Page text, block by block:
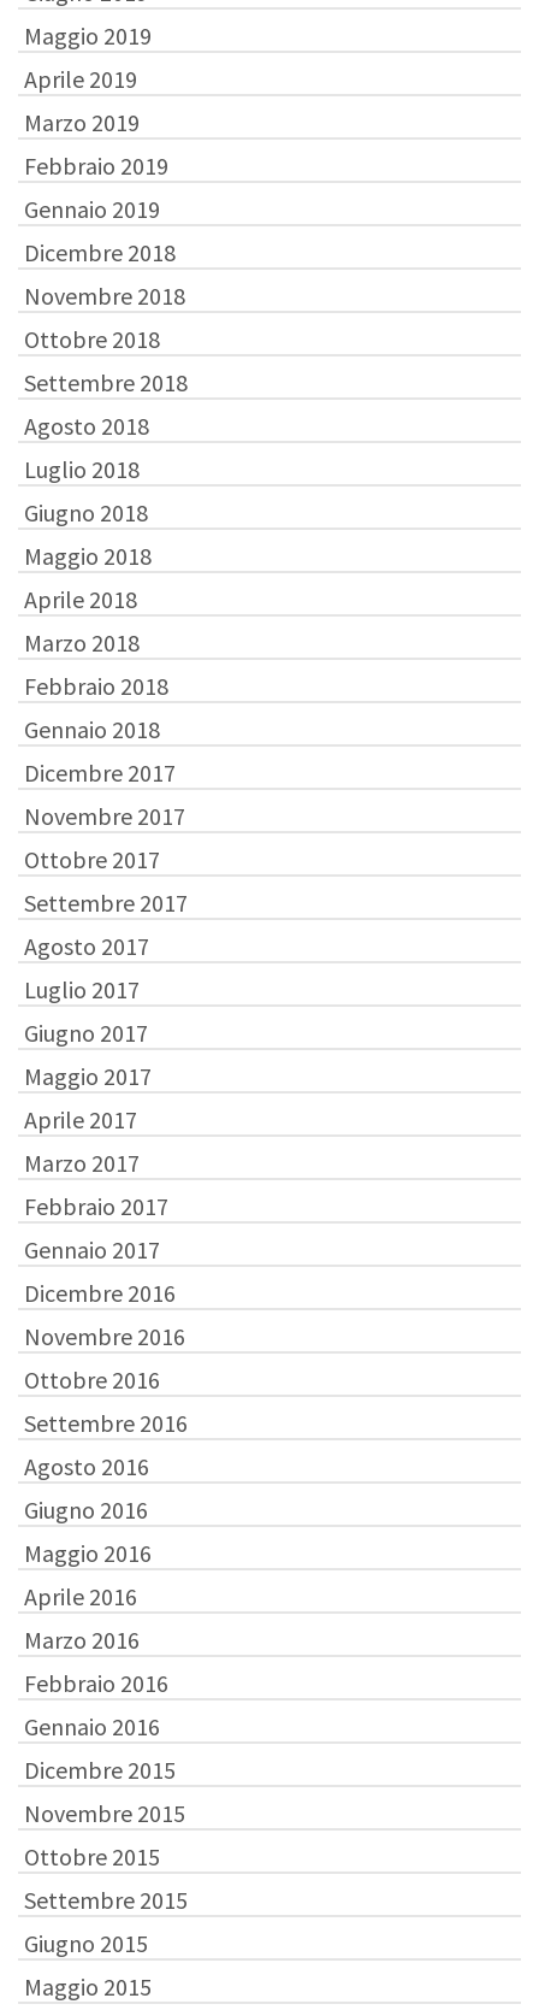
Maggio 2019
Aprile 2019
Marzo 2019
Febbraio 2019
Gennaio 2019
Dicembre 2018
Novembre 2018
Ottobre 2018
Settembre 2018
Agosto 2018
Luglio 2018
Giugno 2018
Maggio 2018
Aprile 2018
Marzo 2018
Febbraio 2018
Gennaio 2018
Dicembre 2017
Novembre 2017
Ottobre 2017
Settembre 2017
Agosto 2017
Luglio 2017
Giugno 2017
Maggio 2017
Aprile 2017
Marzo 2017
Febbraio 2017
Gennaio 2017
Dicembre 2016
Novembre 2016
Ottobre 2016
Settembre 2016
Agosto 2016
Giugno 2016
Maggio 2016
Aprile 2016
Marzo 2016
Febbraio 2016
Gennaio 2016
Dicembre 2015
Novembre 2015
Ottobre 2015
Settembre 2015
Giugno 2015
Maggio 2015